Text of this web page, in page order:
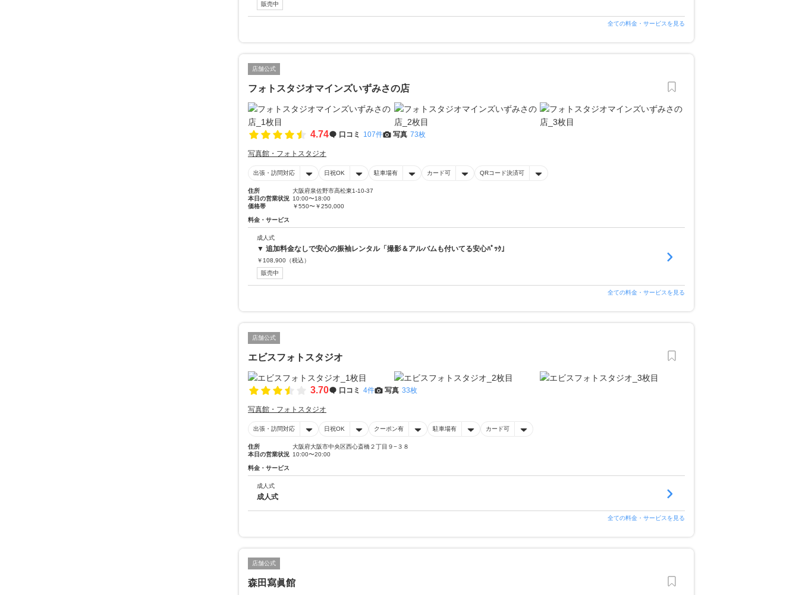
販売中
全ての料金・サービスを見る
店舗公式
フォトスタジオマインズいずみさの店
4.74 口コミ 107件 写真 73枚
写真館・フォトスタジオ
出張・訪問対応 日祝OK 駐車場有 カード可 QRコード決済可
住所
大阪府泉佐野市高松東1-10-37
本日の営業状況 10:00〜18:00
価格帯
￥550〜￥250,000
料金・サービス
成人式
▼ 追加料金なしで安心の振袖レンタル「撮影＆アルバムも付いてる安心ﾊﾟｯｸ」
￥ 108,900 （税込）
販売中
全ての料金・サービスを見る
店舗公式
エビスフォトスタジオ
3.70 口コミ 4件 写真 33枚
写真館・フォトスタジオ
出張・訪問対応 日祝OK クーポン有 駐車場有 カード可
住所
大阪府大阪市中央区西心斎橋２丁目９−３８
本日の営業状況 10:00〜20:00
料金・サービス
成人式
成人式
全ての料金・サービスを見る
店舗公式
森田寫眞館